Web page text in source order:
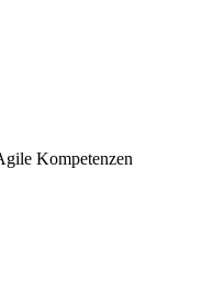
Kompetenzen